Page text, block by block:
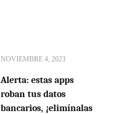
NOVIEMBRE 4, 2023
Alerta: estas apps
roban tus datos
bancarios, ¡elimínalas